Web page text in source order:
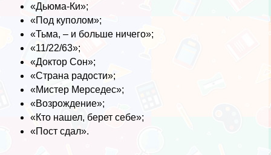
«Дьюма-Ки»;
«Под куполом»;
«Тьма, – и больше ничего»;
«11/22/63»;
«Доктор Сон»;
«Страна радости»;
«Мистер Мерседес»;
«Возрождение»;
«Кто нашел, берет себе»;
«Пост сдал».